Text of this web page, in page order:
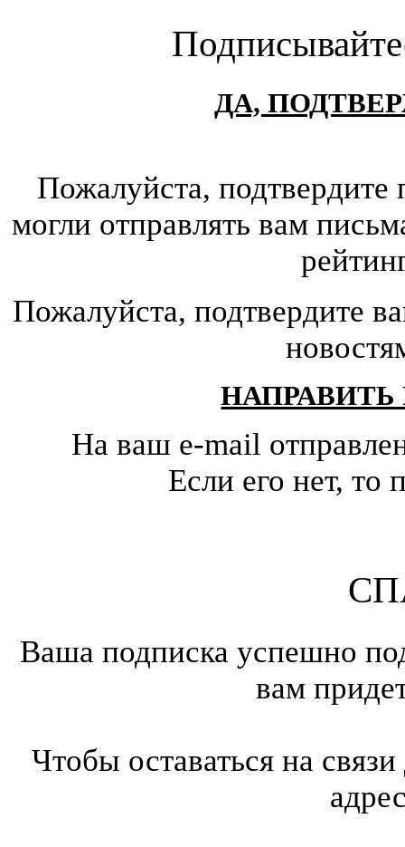
ДА,
Пожалуйста,
могли отправлять вам
Пожалуйста, подтвердите
На ваш e-mail
Если его нет,
Ваша подписка успешно
вам
Чтобы оставаться на